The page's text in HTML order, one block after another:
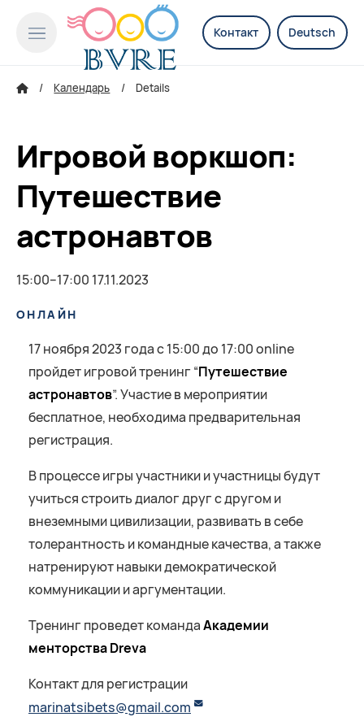
Контакт Deutsch
Календарь Details
Игровой воркшоп:
Путешествие
астронавтов
15:00–17:00 17.11.2023
ОНЛАЙН
17 ноября 2023 года с 15:00 до 17:00 online
пройдет игровой тренинг “Путешествие
астронавтов”. Участие в мероприятии
бесплатное, необходима предварительная
регистрация.
В процессе игры участники и участницы будут
учиться строить диалог друг с другом и
внеземными цивилизации, развивать в себе
толерантность и командные качества, а также
натренируют навыки демократической
коммуникации и аргументации.
Тренинг проведет командаАкадемии
менторства Dreva
Контакт для регистрации
marinatsibets@gmail.com